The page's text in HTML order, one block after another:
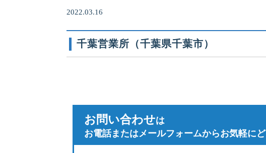
2022.03.16
千葉営業所（千葉県千葉市）
お問い合わせは
お電話またはメールフォームからお気軽にど